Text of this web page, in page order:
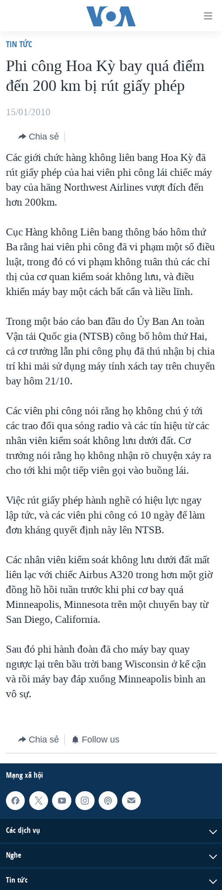
truy
cập
Tới
dung
chính
điều
hướng
chính
Đi
"Tìm"
VIỆT NAM
HOA KỲ
BIỂN ĐÔNG
BLOG
DIỄN ĐÀN
MỤC
TỰ DO BÁO CHÍ
NGƯỜI VIỆT HẢI NGOẠI
ĐỜI SỐNG
KINH TẾ
KHOA HỌC
VĂN HOÁ
THỂ THAO
GIÁO DỤC
CHUYÊN ĐỀ
HÀNH TRÌNH BẦU CỬ 2024
MỘT NĂM CHIẾN TRANH TẠI DẢI GAZA
GIẢI MÃ VÀNH ĐAI & CON ĐƯỜNG
NGÀY TỊ NẠN THẾ GIỚI
TRỊNH VĨNH BÌNH - NGƯỜI HẠ 'BÊN THẮNG CUỘC'
GROUND ZERO – XƯA VÀ NAY
CHI PHÍ CHIẾN TRANH AFGHANISTAN
CÁC GIÁ TRỊ CỘNG HÒA Ở VIỆT NAM
THƯỢNG ĐỈNH TRUMP-KIM TẠI VIỆT NAM
NGƯ DÂN VIỆT VÀ LÀN SÓNG TRỘM HẢI SÂM
BÊN KIA QUỐC LỘ: TIẾNG VỌNG TỪ NÔNG THÔN MỸ
QUAN HỆ VIỆT MỸ
VIDEO
NGHE
MẠNG XÃ HỘI
Ngôn ngữ khác
TIN TỨC
Phi công Hoa Kỳ bay quá điểm
đến 200 km bị rút giấy phép
15/01/2010
Chia sẻ
Các giới chức hàng không liên bang Hoa Kỳ đã
rút giấy phép của hai viên phi công lái chiếc máy
bay của hãng Northwest Airlines vượt đích đến
hơn 200km.
Cục Hàng không Liên bang thông báo hôm thứ
Ba rằng hai viên phi công đã vi phạm một số điều
luật, trong đó có vi phạm không tuân thủ các chỉ
thị của cơ quan kiểm soát không lưu, và điều
khiển máy bay một cách bất cẩn và liều lĩnh.
Trong một báo cáo ban đầu do Ủy Ban An toàn
Vận tải Quốc gia (NTSB) công bố hôm thứ Hai,
cả cơ trưởng lẫn phi công phụ đã thú nhận bị chia
trí khi mải sử dụng máy tính xách tay trên chuyến
bay hôm 21/10.
Các viên phi công nói rằng họ không chú ý tới
các trao đổi qua sóng radio và các tín hiệu từ các
nhân viên kiểm soát không lưu dưới đất. Cơ
trưởng nói rằng họ không nhận rõ chuyện xảy ra
cho tới khi một tiếp viên gọi vào buồng lái.
Việc rút giấy phép hành nghề có hiệu lực ngay
lập tức, và các viên phi công có 10 ngày để làm
đơn kháng quyết định này lên NTSB.
Các nhân viên kiểm soát không lưu dưới đất mất
liên lạc với chiếc Airbus A320 trong hơn một giờ
đồng hồ hồi tuần trước khi phi cơ bay quá
Minneapolis, Minnesota trên một chuyến bay từ
San Diego, California.
Sau đó phi hành đoàn đã cho máy bay quay
ngược lại trên bầu trời bang Wisconsin ở kế cận
và rồi máy bay đáp xuống Minneapolis bình an
vô sự.
Chia sẻ Follow us
Mạng xã hội
Các dịch vụ
Nghe
Tin tức